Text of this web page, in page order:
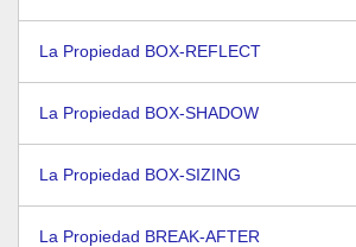
La Propiedad BOX-REFLECT
La Propiedad BOX-SHADOW
La Propiedad BOX-SIZING
La Propiedad BREAK-AFTER